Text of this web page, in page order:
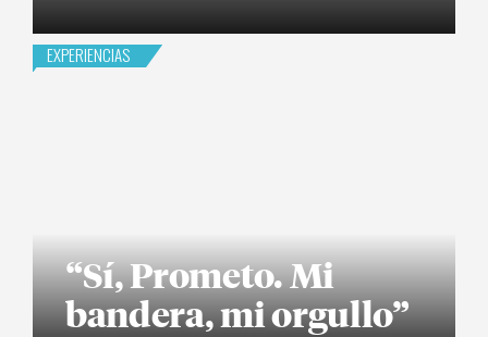
EXPERIENCIAS
“Sí, Prometo. Mi
bandera, mi orgullo”